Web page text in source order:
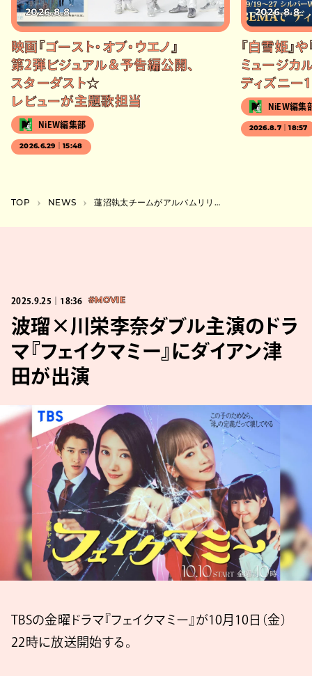
2026.8.8
映画『ゴースト・オブ・ウエノ』
第2弾ビジュアル＆予告編公開、
スターダスト☆
レビューが主題歌担当
NiEW編集部
2026.6.29｜15:48
2026.8.8
『白雪姫』
ミュージカル
ディズニー
NiEW編集
2026.8.7｜18:57
TOP NEWS 蓮沼執太チームがアルバムリリース記念のライブ&サイン会をタワレコ渋谷店で開催
2025.9.25｜18:36 #MOVIE
波瑠×川栄李奈ダブル主演のドラ
マ『フェイクマミー』にダイアン津
田が出演
TBSの金曜ドラマ『フェイクマミー』が10月10日（金）
22時に放送開始する。